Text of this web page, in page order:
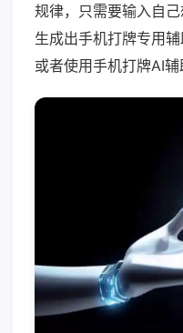
规律，只需要输入自
生成出手机打牌专用
或者使用手机打牌AI辅